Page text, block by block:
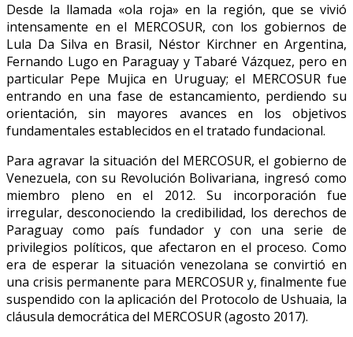
Desde la llamada «ola roja» en la región, que se vivió
intensamente en el MERCOSUR, con los gobiernos de
Lula Da Silva en Brasil, Néstor Kirchner en Argentina,
Fernando Lugo en Paraguay y Tabaré Vázquez, pero en
particular Pepe Mujica en Uruguay; el MERCOSUR fue
entrando en una fase de estancamiento, perdiendo su
orientación, sin mayores avances en los objetivos
fundamentales establecidos en el tratado fundacional.
Para agravar la situación del MERCOSUR, el gobierno de
Venezuela, con su Revolución Bolivariana, ingresó como
miembro pleno en el 2012. Su incorporación fue
irregular, desconociendo la credibilidad, los derechos de
Paraguay como país fundador y con una serie de
privilegios políticos, que afectaron en el proceso. Como
era de esperar la situación venezolana se convirtió en
una crisis permanente para MERCOSUR y, finalmente fue
suspendido con la aplicación del Protocolo de Ushuaia, la
cláusula democrática del MERCOSUR (agosto 2017).